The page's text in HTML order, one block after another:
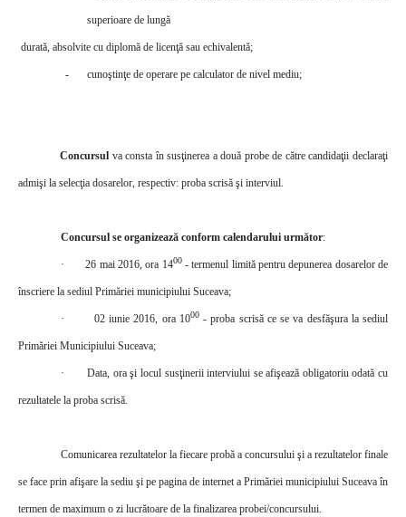
superioare de lungă
durată, absolvite cu diplomă de licenţă sau echivalentă;
- cunoştinţe de operare pe calculator de nivel mediu;
Concursul va consta în susţinerea a două probe de către candidaţii declaraţi
admişi la selecţia dosarelor, respectiv: proba scrisă şi interviul.
Concursul se organizează conform calendarului următor:
· 26 mai 2016, ora 1400 - termenul limită pentru depunerea dosarelor de
înscriere la sediul Primăriei municipiului Suceava;
· 02 iunie 2016, ora 1000 - proba scrisă ce se va desfăşura la sediul
Primăriei Municipiului Suceava;
· Data, ora şi locul susţinerii interviului se afişează obligatoriu odată cu
rezultatele la proba scrisă.
Comunicarea rezultatelor la fiecare probă a concursului şi a rezultatelor finale
se face prin afişare la sediu şi pe pagina de internet a Primăriei municipiului Suceava în
termen de maximum o zi lucrătoare de la finalizarea probei/concursului.